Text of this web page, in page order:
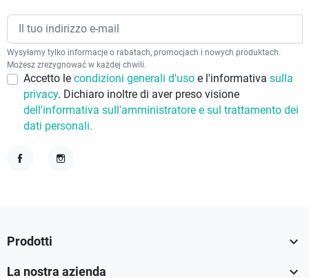
Wysyłamy tylko informacje o rabatach, promocjach i nowych produktach.
Możesz zrezygnować w każdej chwili.
Accetto le condizioni generali d'uso e l'informativa sulla
privacy. Dichiaro inoltre di aver preso visione
dell'informativa sull'amministratore e sul trattamento dei
dati personali.
Prodotti 
La nostra azienda 